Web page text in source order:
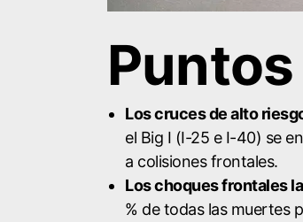
Los cruces de alto
el Big I (I-25 e I-40) se
a colisiones frontales.
Los choques frontales
% de todas las muertes